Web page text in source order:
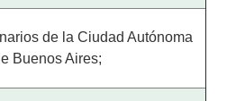
de la Ciudad Autónoma
Buenos Aires;